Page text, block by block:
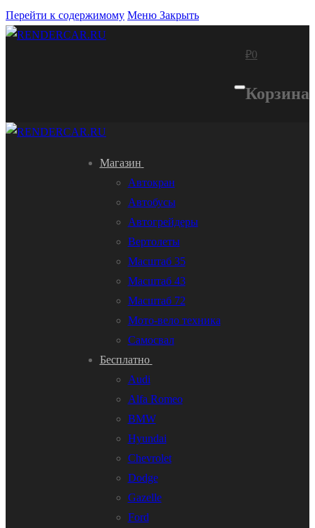
Перейти к содержимому Меню Закрыть
₽0
Корзина
Магазин
Автокран
Автобусы
Автогрейдеры
Вертолеты
Масштаб 35
Масштаб 43
Масштаб 72
Мото-вело техника
Самосвал
Бесплатно
Audi
Alfa Romeo
BMW
Hyundai
Chevrolet
Dodge
Gazelle
Ford